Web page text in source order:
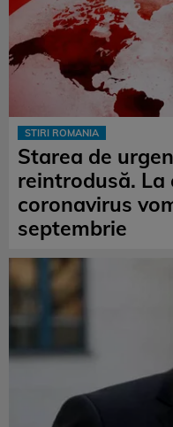
STIRI ROMANIA
Starea de
reintrodusă. La
coronavirus
septembrie